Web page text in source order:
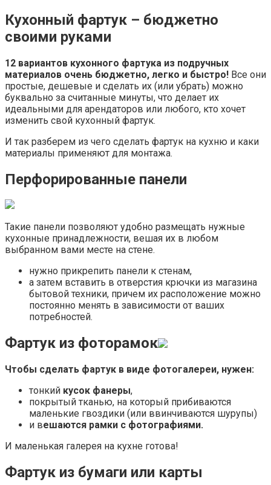
Кухонный фартук – бюджетно
своими руками
12 вариантов кухонного фартука из подручных
материалов очень бюджетно, легко и быстро! Все они
простые, дешевые и сделать их (или убрать) можно
буквально за считанные минуты, что делает их
идеальными для арендаторов или любого, кто хочет
изменить свой кухонный фартук.
И так разберем из чего сделать фартук на кухню и каки
материалы применяют для монтажа.
Перфорированные панели
Такие панели позволяют удобно размещать нужные
кухонные принадлежности, вешая их в любом
выбранном вами месте на стене.
нужно прикрепить панели к стенам,
а затем вставить в отверстия крючки из магазина
бытовой техники, причем их расположение можно
постоянно менять в зависимости от ваших
потребностей.
Фартук из фоторамок
Чтобы сделать фартук в виде фотогалереи, нужен:
тонкий кусок фанеры,
покрытый тканью, на который прибиваются
маленькие гвоздики (или ввинчиваются шурупы)
и вешаются рамки с фотографиями.
И маленькая галерея на кухне готова!
Фартук из бумаги или карты